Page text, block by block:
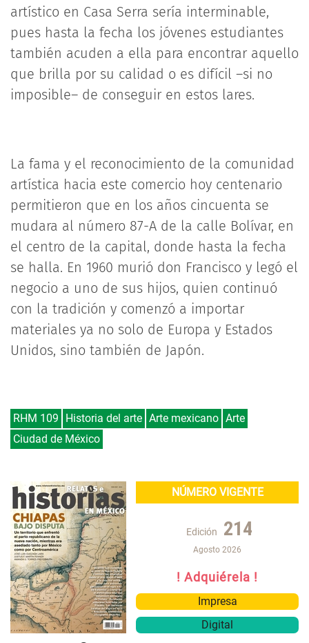
artístico en Casa Serra sería interminable,
pues hasta la fecha los jóvenes estudiantes
también acuden a ella para encontrar aquello
que brilla por su calidad o es difícil –si no
imposible– de conseguir en estos lares.
La fama y el reconocimiento de la comunidad
artística hacia este comercio hoy centenario
permitieron que en los años cincuenta se
mudara al número 87-A de la calle Bolívar, en
el centro de la capital, donde hasta la fecha
se halla. En 1960 murió don Francisco y legó el
negocio a uno de sus hijos, quien continuó
con la tradición y comenzó a importar
materiales ya no solo de Europa y Estados
Unidos, sino también de Japón.
RHM 109 Historia del arte Arte mexicano Arte
Ciudad de México
NÚMERO VIGENTE
Edición 214
Agosto 2026
! Adquiérela !
Impresa
Digital